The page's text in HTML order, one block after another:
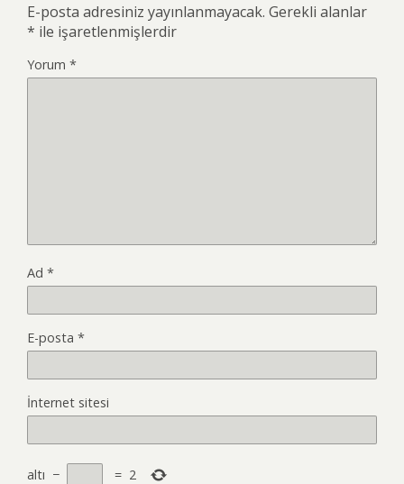
E-posta adresiniz yayınlanmayacak. Gerekli alanlar
* ile işaretlenmişlerdir
Yorum *
Ad *
E-posta *
İnternet sitesi
altı − = 2